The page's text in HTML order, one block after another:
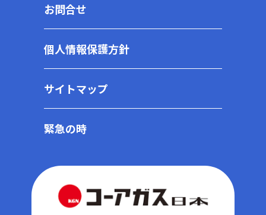
お問合せ
個人情報保護方針
サイトマップ
緊急の時